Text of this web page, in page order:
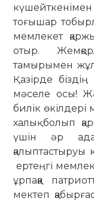
тоғышар
мемлекет
отыр.
тамырымен
Қазірде
мәселе осы!
билік
халық болып
үшін әр
қалыптастыруы
ертеңгі
ұрпаққа
мектеп